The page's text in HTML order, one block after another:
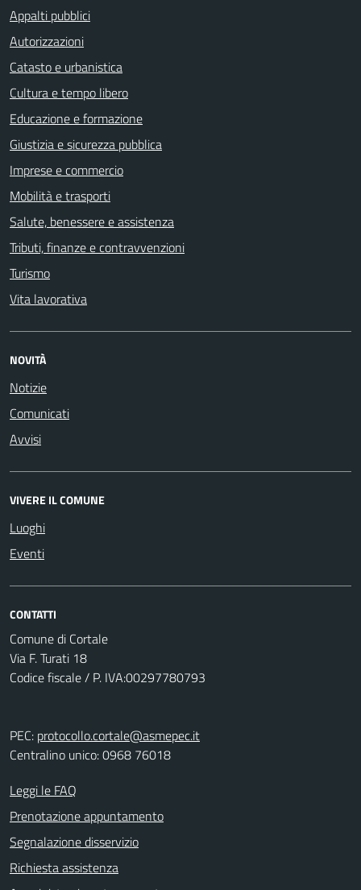
Appalti pubblici
Autorizzazioni
Catasto e urbanistica
Cultura e tempo libero
Educazione e formazione
Giustizia e sicurezza pubblica
Imprese e commercio
Mobilità e trasporti
Salute, benessere e assistenza
Tributi, finanze e contravvenzioni
Turismo
Vita lavorativa
NOVITÀ
Notizie
Comunicati
Avvisi
VIVERE IL COMUNE
Luoghi
Eventi
CONTATTI
Comune di Cortale
Via F. Turati 18
Codice fiscale / P. IVA:00297780793
PEC: protocollo.cortale@asmepec.it
Centralino unico: 0968 76018
Leggi le FAQ
Prenotazione appuntamento
Segnalazione disservizio
Richiesta assistenza